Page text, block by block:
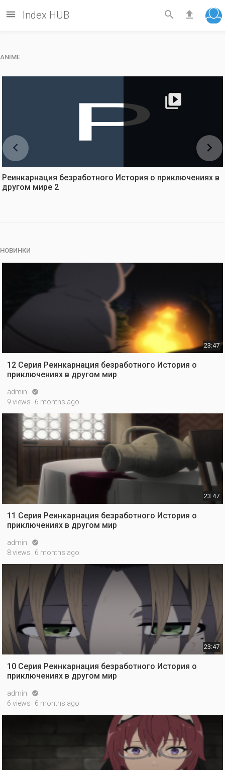
 Index HUB  
ANIME

Реинкарнация безработного История о приключениях в
другом мире 2
 
НОВИНКИ
23:47
12 Серия Реинкарнация безработного История о
приключениях в другом мир
admin 
9 views 6 months ago
23:47
11 Серия Реинкарнация безработного История о
приключениях в другом мир
admin 
8 views 6 months ago
23:47
10 Серия Реинкарнация безработного История о
приключениях в другом мир
admin 
6 views 6 months ago